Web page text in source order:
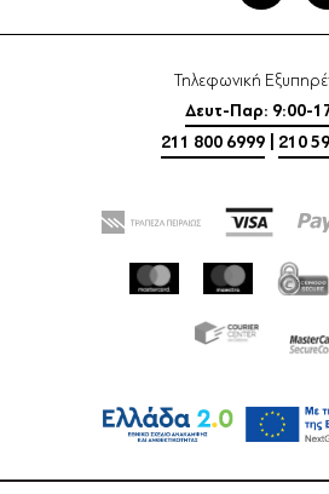
Τηλεφωνική
Δευτ-Παρ: 9:00-
211 800 6999
210